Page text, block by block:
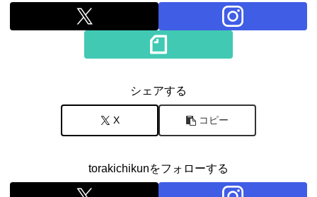
シェアする
X コピー
torakichikunをフォローする